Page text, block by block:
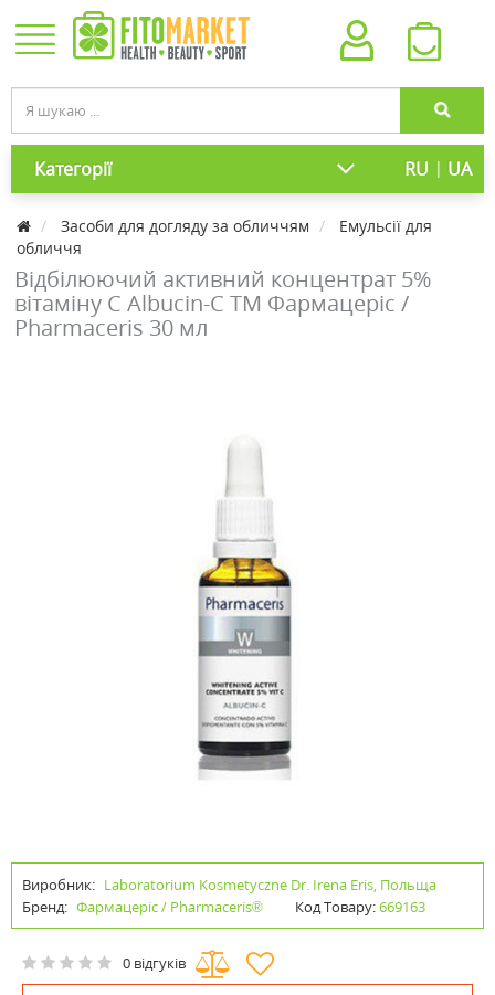
Категорії RU | UA
Засоби для догляду за обличчям
Емульсії для
обличчя
Відбілюючий активний концентрат 5%
вітаміну С Albucin-C ТМ Фармацеріс /
Pharmaceris 30 мл
Виробник: Laboratorium Kosmetyczne Dr. Irena Eris, Польща
Бренд: Фармацеріс / Pharmaceris® Код Товару:669163
0 відгуків